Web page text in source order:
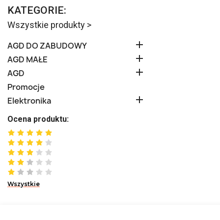
KATEGORIE:
Wszystkie produkty >
AGD DO ZABUDOWY 
AGD MAŁE 
AGD 
Promocje
Elektronika

Ocena produktu:
Wszystkie